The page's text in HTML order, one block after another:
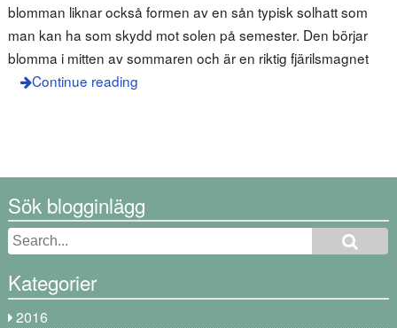
blomman liknar också formen av en sån typisk solhatt som
man kan ha som skydd mot solen på semester. Den börjar
blomma i mitten av sommaren och är en riktig fjärilsmagnet
Continue reading
Sök blogginlägg
Kategorier
2016